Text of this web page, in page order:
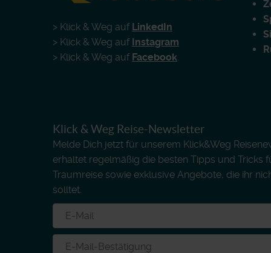
> Klick & Weg auf LinkedIn
> Klick & Weg auf Instagram
> Klick & Weg auf Facebook
Klick & Weg Reise-Newsletter
Melde Dich jetzt für unserem Klick&Weg
erhaltet regelmäßig die besten Tipps und Tricks
Traumreise sowie exklusive Angebote, die ihr
solltet.